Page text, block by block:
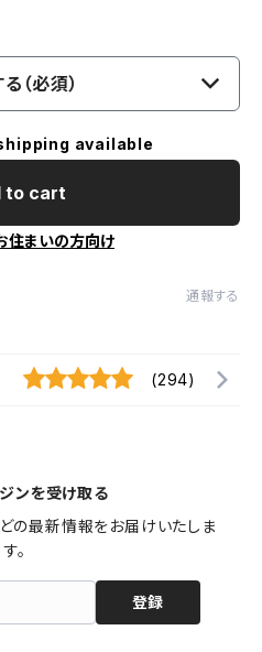
（必須）
available
to cart
住まいの方向け
通報する
(294)
ンを受け取る
の最新情報をお届けいたしま
す。
登録